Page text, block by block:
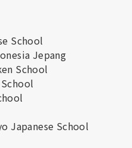
School
Jepang
School
Japanese School